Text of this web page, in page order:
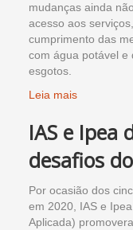
mudanças ainda
acesso aos
cumprimento das
com água potável e
esgotos.
Leia mais
IAS e Ipea
desafios
Por ocasião dos
em 2020, IAS e
Aplicada)